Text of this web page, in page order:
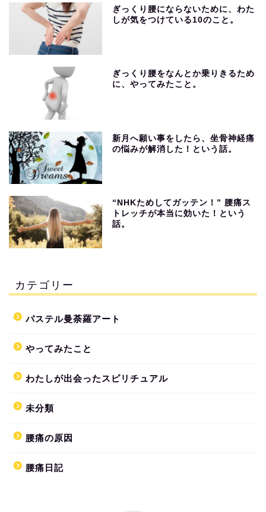
ぎっくり腰にならないために、わた
しが気をつけている10のこと。
ぎっくり腰をなんとか乗りきるため
に、やってみたこと。
新月へ願い事をしたら、坐骨神経痛
の悩みが解消した！という話。
“NHKためしてガッテン！” 腰痛ス
トレッチが本当に効いた！という
話。
カテゴリー
パステル曼荼羅アート
やってみたこと
わたしが出会ったスピリチュアル
未分類
腰痛の原因
腰痛日記